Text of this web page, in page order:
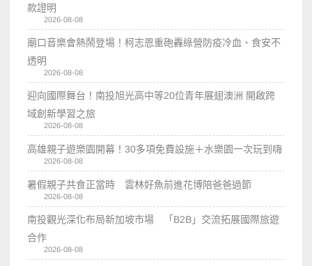
款證明
2026-08-08
廟口音樂會熱鬧登場！柯志恩重砲轟綠營防疫冷血、食安不
透明
2026-08-08
迎向國際舞台！南投旭光高中等20位青年展翅澳洲 開啟跨
域創新學習之旅
2026-08-08
高雄親子遊樂園開幕！30多項免費設施＋水樂園一次玩到嗨
2026-08-08
暑假親子共食正當時 雲林好魚前進花博陪爸爸過節
2026-08-08
南投觀光深化布局新加坡市場 「B2B」交流拓展國際旅遊
合作
2026-08-08